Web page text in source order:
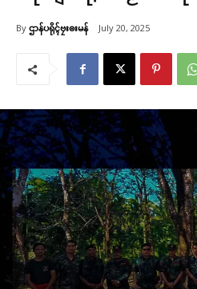
By ဌာန်ပရိုၚ်ဗၠးၜးမန် July 20, 2025